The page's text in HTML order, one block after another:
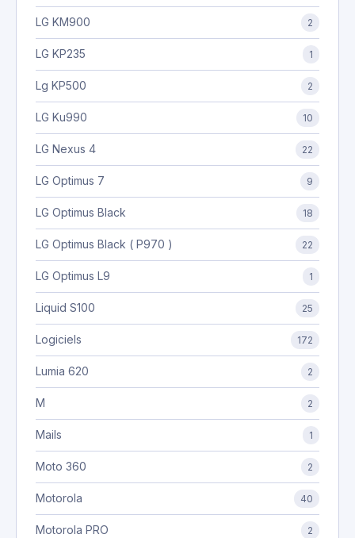
LG KM900 2
LG KP235 1
Lg KP500 2
LG Ku990 10
LG Nexus 4 22
LG Optimus 7 9
LG Optimus Black 18
LG Optimus Black ( P970 ) 22
LG Optimus L9 1
Liquid S100 25
Logiciels 172
Lumia 620 2
M 2
Mails 1
Moto 360 2
Motorola 40
Motorola PRO 2